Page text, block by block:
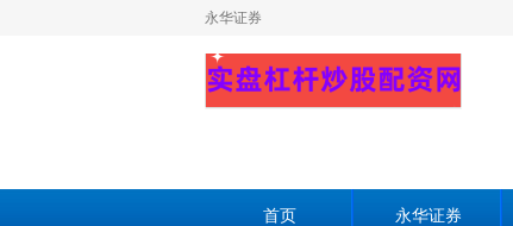
永华证券
首页 永华证券